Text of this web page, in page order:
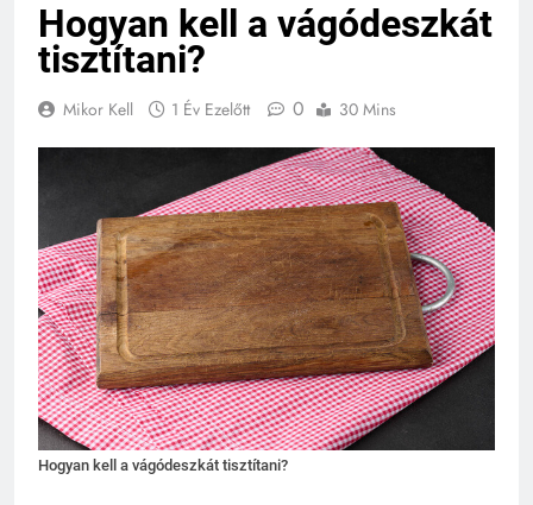
Hogyan kell a vágódeszkát
tisztítani?
Mikor Kell 1 Év Ezelőtt 0 30 Mins
Hogyan kell a vágódeszkát tisztítani?